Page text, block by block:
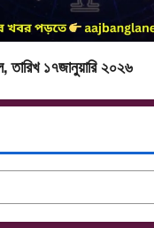
১৭জানুয়ারি ২০২৬